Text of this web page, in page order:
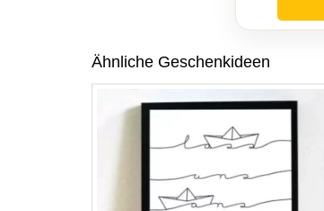
Ähnliche Geschenkideen